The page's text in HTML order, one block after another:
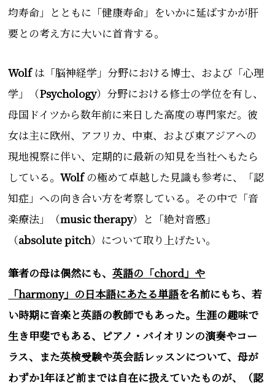
均寿命」とともに「健康寿命」をいかに延ばすかが肝
要との考え方に大いに首肯する。
Wolfは「脳神経学」分野における博士、および「心理
学」（Psychology）分野における修士の学位を有し、
母国ドイツから数年前に来日した高度の専門家だ。彼
女は主に欧州、アフリカ、中東、および東アジアへの
現地視察に伴い、定期的に最新の知見を当社へもたら
している。Wolfの極めて卓越した見識も参考に、「認
知症」への向き合い方を考察している。その中で「音
楽療法」（music therapy）と「絶対音感」
（absolute pitch）について取り上げたい。
筆者の母は偶然にも、英語の「chord」や
「harmony」の日本語にあたる単語を名前にもち、若
い時期に音楽と英語の教師でもあった。生涯の趣味で
生き甲斐でもある、ピアノ・バイオリンの演奏やコー
ラス、また英検受験や英会話レッスンについて、母が
わずか1年ほど前までは自在に扱えていたものが、（認